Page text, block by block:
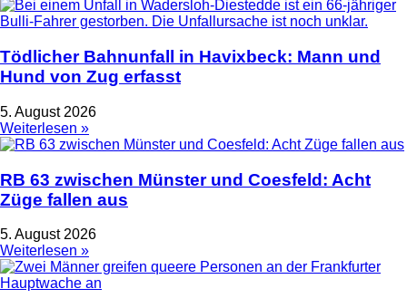
Tödlicher Bahnunfall in Havixbeck: Mann und
Hund von Zug erfasst
5. August 2026
Weiterlesen »
RB 63 zwischen Münster und Coesfeld: Acht
Züge fallen aus
5. August 2026
Weiterlesen »